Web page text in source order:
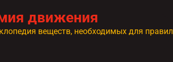
движения
веществ, необходимых для